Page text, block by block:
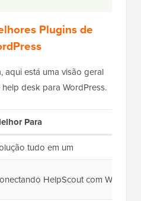
Plugins de
aqui está uma visão geral
desk para WordPress.
Para
tudo em um
HelpScout com